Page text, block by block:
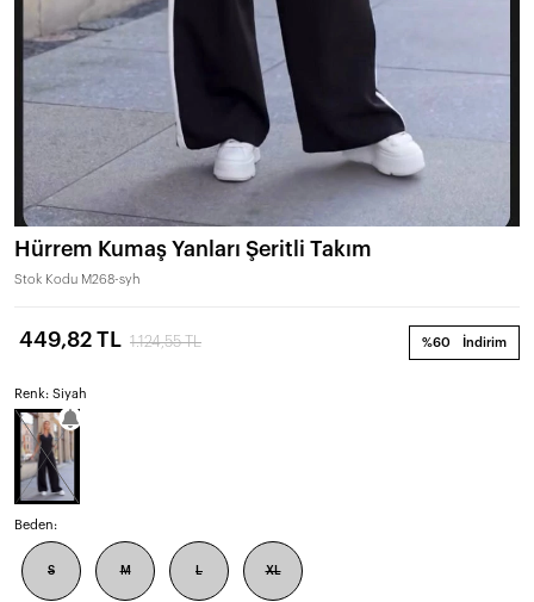
Hürrem Kumaş Yanları Şeritli Takım
Stok Kodu M268-syh
%60 İndirim
449,82 TL 1.124,55 TL
Renk: Siyah
Beden:
S M L XL